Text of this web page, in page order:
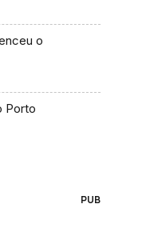
o
Porto
PUB